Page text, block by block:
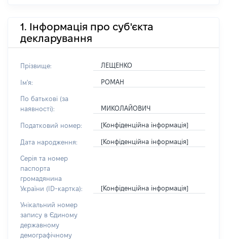
1. Інформація про суб'єкта
декларування
Прізвище: ЛЕЩЕНКО
Ім'я: РОМАН
По батькові (за
наявності):
МИКОЛАЙОВИЧ
Податковий номер: [Конфіденційна інформація]
Дата народження: [Конфіденційна інформація]
Серія та номер
паспорта
громадянина
України (ID-картка):
[Конфіденційна інформація]
Унікальний номер
запису в Єдиному
державному
демографічному